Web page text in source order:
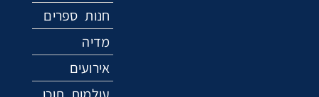
חנות ספרים
מדיה
אירועים